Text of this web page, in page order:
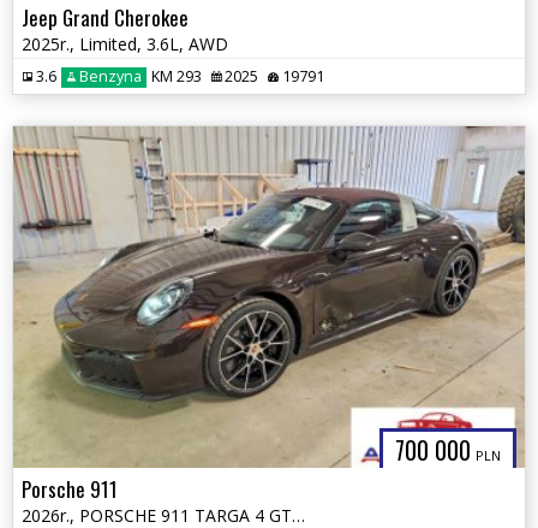
Jeep Grand Cherokee
2025r., Limited, 3.6L, AWD
3.6 Benzyna KM 293 2025 19791
700 000 PLN
Porsche 911
2026r., PORSCHE 911 TARGA 4 GTS, 3.6L, od ubezpieczalni